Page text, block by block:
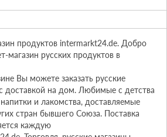
продуктов intermarkt24.de. Добро
магазин русских продуктов в
Вы можете заказать русские
доставкой на дом. Любимые с детства
и лакомства, доставляемые
стран бывшего Союза. Поставка
каждую